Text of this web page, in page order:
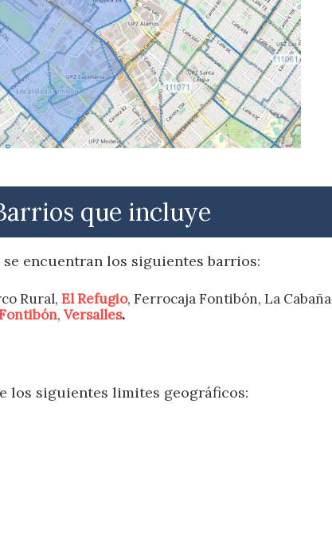
que incluye
se encuentran los siguientes barrios:
Rural, El Refugio, Ferrocaja Fontibón, La Cabaña
, Versalles.
los siguientes limites geográficos: